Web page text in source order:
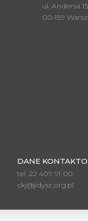
ul. Andersa
00-159
DANE
tel. 22 409 91 00
ckj@jidysz.org.pl